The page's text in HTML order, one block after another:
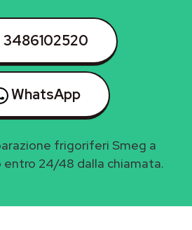
3486102520
WhatsApp
frigoriferi Smeg a
entro 24/48 dalla chiamata.